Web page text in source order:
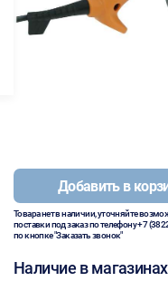
Добавить в
Товара нет в наличии, уточняйте
поставки под заказ по телефону+7
по кнопке "Заказать звонок"
Наличие в магазинах